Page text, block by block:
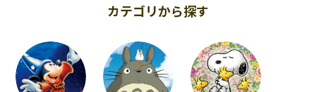
カテゴリから探す